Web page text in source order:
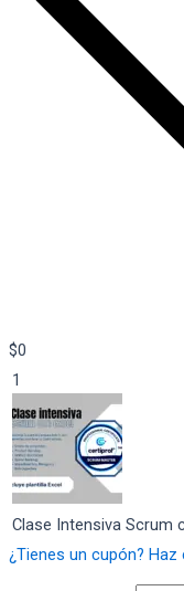
$0
1
Clase Intensiva Scrum
¿Tienes un cupón?